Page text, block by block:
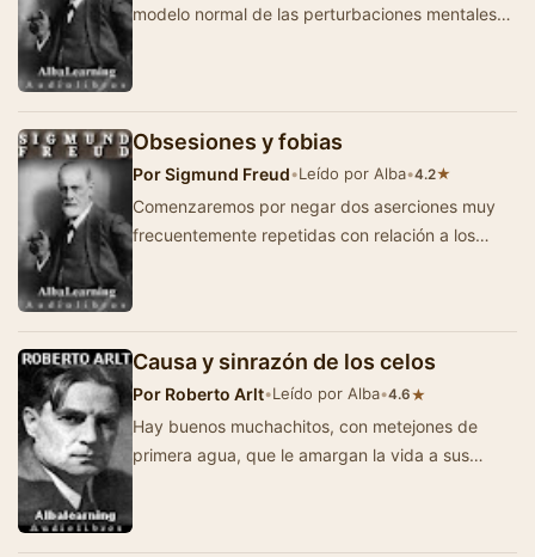
modelo normal de las perturbaciones mentales
Obsesiones y fobias
PorSigmund Freud•Leído por Alba•4.2★
Comenzaremos por negar dos aserciones muy
frecuentemente repetidas con relación a los
Causa y sinrazón de los celos
Por Roberto Arlt•Leído por Alba•4.6★
Hay buenos muchachitos, con metejones de
primera agua, que le amargan la vida a sus